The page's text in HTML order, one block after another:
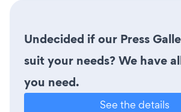
Undecided if our Press
suit your needs? We have
you need.
See the details